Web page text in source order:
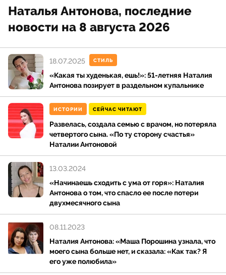
курса, а сокурсницами – Елена Захарова и Ольга
Будина.
После окончания вуза в 1997 году Наталья Антонова
становится актрисой Московского драматического
театра имени Н. В. Гоголя, где работает до 2012 года,
первая роль Натальи была в спектакле по
произведению А. П. Чехова «Иванов», актриса
сыграла Сашу. Наталья была задействована также в
спектаклях «Чужой ребенок», «Мое преступление»,
«Женщина с прошлым», «Верная жена» и «Госпожа
метелица». В 1997 году появляется и первая запись
в фильмографии Натальи Антоновой, ее
приглашают сняться в фильмах «На заре туманной
юности» и «Учительница первая моя, или
Мальчишник по-русски».
Далее Наталья Антонова играет во множестве
сериалов: «Золото Югры», «Каменская», «Осенний
блюз», «Трое против всех».
Актриса Наталья Антонова стала популярной, когда
Наталья Антонова, последние
новости на 8 августа 2026
СТИЛЬ
«Какая ты худенькая, ешь!»: 51-летняя Наталия
Антонова позирует в раздельном купальнике
18.07.2025
ИСТОРИИ СЕЙЧАС ЧИТАЮТ
Развелась, создала семью с врачом, но потеряла
четвертого сына. «По ту сторону счастья»
Наталии Антоновой
«Начинаешь сходить с ума от горя»: Наталия
Антонова о том, что спасло ее после потери
двухмесячного сына
13.03.2024
Наталия Антонова: «Маша Порошина узнала, что
моего сына больше нет, и сказала: «Как так? Я
его уже полюбила»
08.11.2023